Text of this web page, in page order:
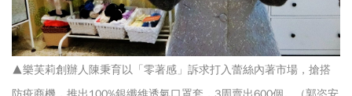
▲樂芙莉創辦人陳秉育以「零著感」訴求打入蕾絲內著市場，搶搭